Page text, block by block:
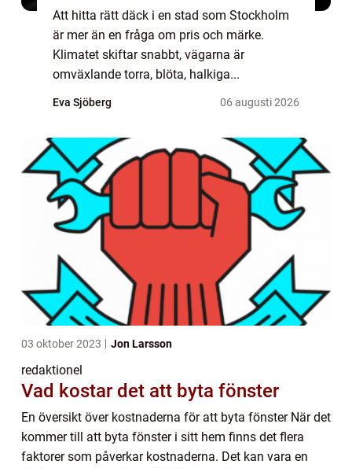
Att hitta rätt däck i en stad som Stockholm
är mer än en fråga om pris och märke.
Klimatet skiftar snabbt, vägarna är
omväxlande torra, blöta, halkiga...
Eva Sjöberg 06 augusti 2026
03 oktober 2023 Jon Larsson
redaktionel
Vad kostar det att byta fönster
En översikt över kostnaderna för att byta fönster När det
kommer till att byta fönster i sitt hem finns det flera
faktorer som påverkar kostnaderna. Det kan vara en